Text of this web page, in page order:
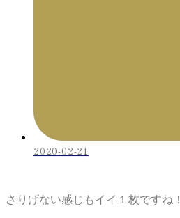
2020-02-21
さりげない感じもイイ１枚ですね！